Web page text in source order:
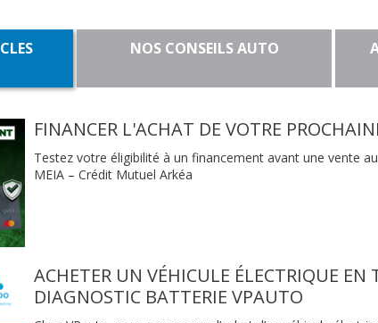
NOS CONSEILS AUTO
FINANCER L'ACHAT DE VOTRE
Testez votre éligibilité à un financement avant une vente
MEIA – Crédit Mutuel Arkéa
ACHETER UN VÉHICULE ÉLECTRIQUE EN
DIAGNOSTIC BATTERIE VPAUTO